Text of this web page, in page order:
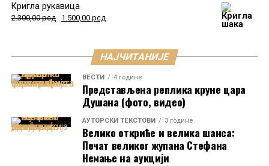
Кригла рукавица
2.300,00рсд 1.500,00 рсд
НАЈЧИТАНИЈЕ
ВЕСТИ 4 године
Представљена реплика круне цара
Душана (фото, видео)
AУТОРСКИ ТЕКСТОВИ 3 године
Велико откриће и велика шанса:
Печат великог жупана Стефана
Немање на аукцији